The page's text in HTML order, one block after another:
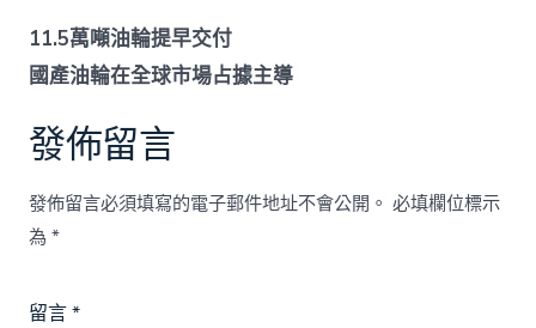
11.5萬噸油輪提早交付
國產油輪在全球市場占據主導
發佈留言
發佈留言必須填寫的電子郵件地址不會公開。 必填欄位標示
為*
留言*